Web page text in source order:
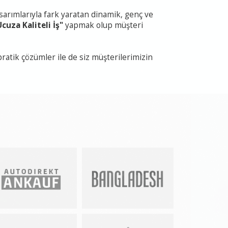
fark yaratan dinamik, genç ve
Kaliteli İş"yapmak olup müşteri
çözümler ile de siz müşterilerimizin